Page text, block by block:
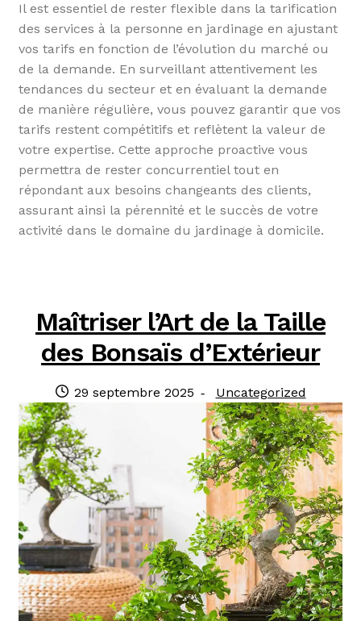
Il est essentiel de rester flexible dans la tarification
des services à la personne en jardinage en ajustant
vos tarifs en fonction de l’évolution du marché ou
de la demande. En surveillant attentivement les
tendances du secteur et en évaluant la demande
de manière régulière, vous pouvez garantir que vos
tarifs restent compétitifs et reflètent la valeur de
votre expertise. Cette approche proactive vous
permettra de rester concurrentiel tout en
répondant aux besoins changeants des clients,
assurant ainsi la pérennité et le succès de votre
activité dans le domaine du jardinage à domicile.
Maîtriser l’Art de la Taille
des Bonsaïs d’Extérieur
Publié
le
29 septembre 2025
Catégorie
:
Uncategorized